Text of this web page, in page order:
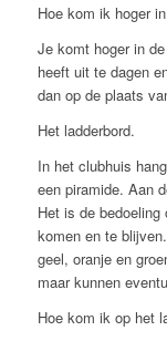
Hoe kom ik hoger
Je komt hoger in
heeft uit te dagen
dan op de plaats
Het ladderbord.
In het clubhuis
een piramide. Aan
Het is de
komen en te
geel, oranje en
maar kunnen
Hoe kom ik op het